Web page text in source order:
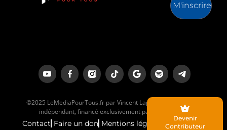
M'inscrire
©2025 LeMediaPourTous.fr par Vincent Lapierre est un média
indépendant, financé exclusivement par ses lecteurs.
Contact Faire un don Mentions légales
Devenir
Contributeur